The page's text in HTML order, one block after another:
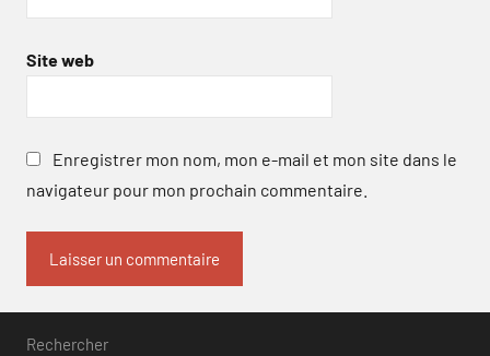
Site web
Enregistrer mon nom, mon e-mail et mon site dans le
navigateur pour mon prochain commentaire.
Rechercher